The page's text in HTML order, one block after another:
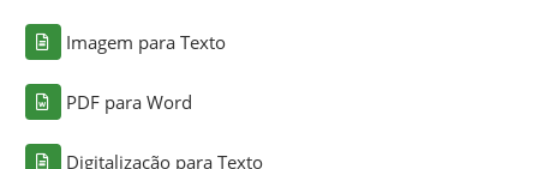
Imagem para Texto
PDF para Word
Digitalização para Texto